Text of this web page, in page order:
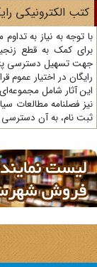
الکترونیکی
کمک به قطع
تسهیل دسترسی
در اختیار عموم قرار
آثار شامل مجموعه‌ای
فصلنامه مطالعات
نام، به آن دسترسی